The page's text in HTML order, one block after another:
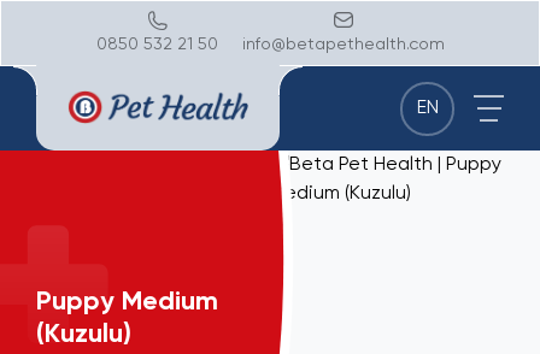
0850 532 21 50 info@betapethealth.com
EN
Puppy Medium
(Kuzulu)